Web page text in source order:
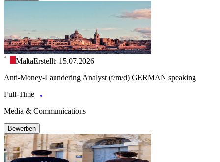
MaltaErstellt: 15.07.2026
Anti-Money-Laundering Analyst (f/m/d) GERMAN speaking
Full-Time
Media & Communications
Bewerben